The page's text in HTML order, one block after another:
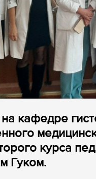
кафедре
курса
Гуком.